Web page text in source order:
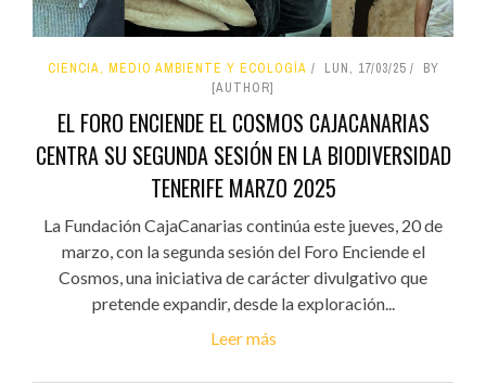
CIENCIA, MEDIO AMBIENTE Y ECOLOGÍA LUN, 17/03/25
BY
[AUTHOR]
EL FORO ENCIENDE EL COSMOS CAJACANARIAS
CENTRA SU SEGUNDA SESIÓN EN LA BIODIVERSIDAD
TENERIFE MARZO 2025
La Fundación CajaCanarias continúa este jueves, 20 de
marzo, con la segunda sesión del Foro Enciende el
Cosmos, una iniciativa de carácter divulgativo que
pretende expandir, desde la exploración...
Leer más